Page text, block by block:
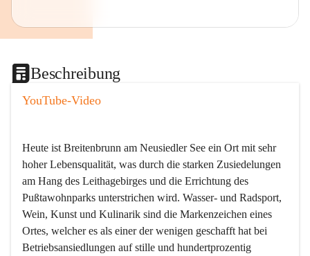
Beschreibung
YouTube-Video
Heute ist Breitenbrunn am Neusiedler See ein Ort mit sehr
hoher Lebensqualität, was durch die starken Zusiedelungen
am Hang des Leithagebirges und die Errichtung des
Pußtawohnparks unterstrichen wird. Wasser- und Radsport,
Wein, Kunst und Kulinarik sind die Markenzeichen eines
Ortes, welcher es als einer der wenigen geschafft hat bei
Betriebsansiedlungen auf stille und hundertprozentig